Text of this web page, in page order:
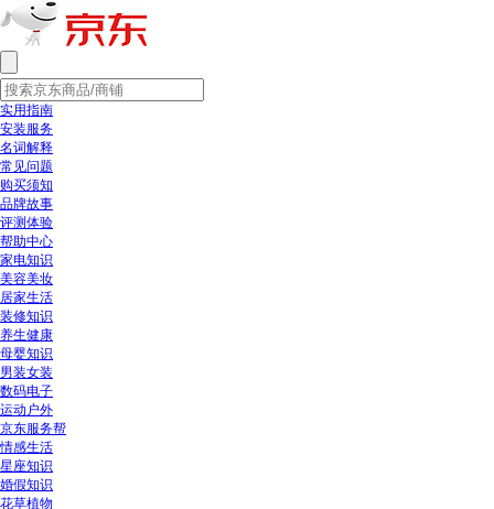
实用指南
安装服务
名词解释
常见问题
购买须知
品牌故事
评测体验
帮助中心
家电知识
美容美妆
居家生活
装修知识
养生健康
母婴知识
男装女装
数码电子
运动户外
京东服务帮
情感生活
星座知识
婚假知识
花草植物